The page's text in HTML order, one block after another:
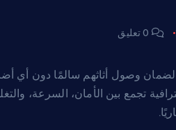
لضمان وصول أثاثهم سالمًا دون أي
تجمع بين الأمان، السرعة،